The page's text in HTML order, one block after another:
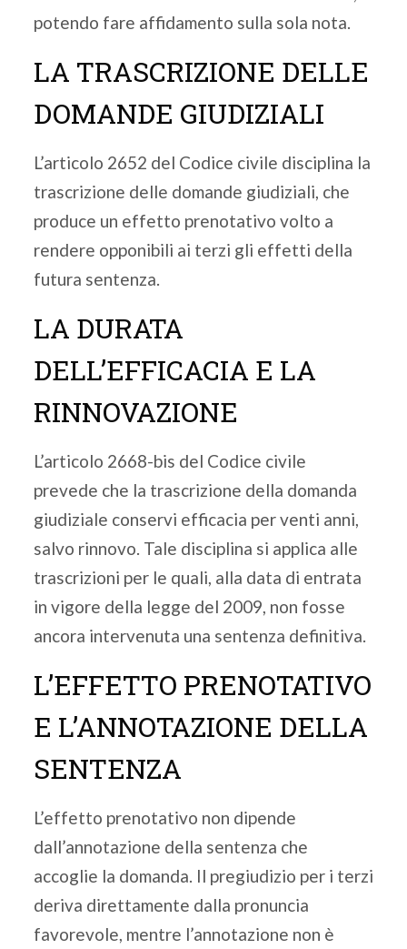
potendo fare affidamento sulla sola nota.
LA TRASCRIZIONE DELLE
DOMANDE GIUDIZIALI
L’articolo 2652 del Codice civile disciplina la
trascrizione delle domande giudiziali, che
produce un effetto prenotativo volto a
rendere opponibili ai terzi gli effetti della
futura sentenza.
LA DURATA
DELL’EFFICACIA E LA
RINNOVAZIONE
L’articolo 2668-bis del Codice civile
prevede che la trascrizione della domanda
giudiziale conservi efficacia per venti anni,
salvo rinnovo. Tale disciplina si applica alle
trascrizioni per le quali, alla data di entrata
in vigore della legge del 2009, non fosse
ancora intervenuta una sentenza definitiva.
L’EFFETTO PRENOTATIVO
E L’ANNOTAZIONE DELLA
SENTENZA
L’effetto prenotativo non dipende
dall’annotazione della sentenza che
accoglie la domanda. Il pregiudizio per i terzi
deriva direttamente dalla pronuncia
favorevole, mentre l’annotazione non è